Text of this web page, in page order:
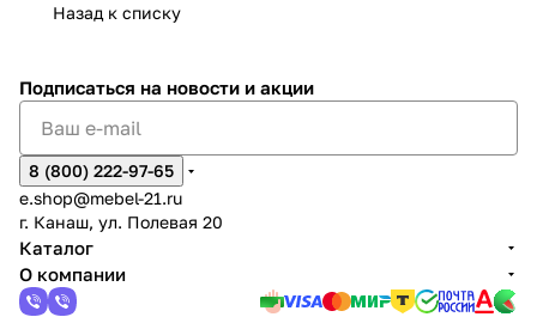
2
Назад к списку
Подписаться на новости и акции
8 (800) 222-97-65
e.shop@mebel-21.ru
г. Канаш, ул. Полевая 20
Каталог
О компании